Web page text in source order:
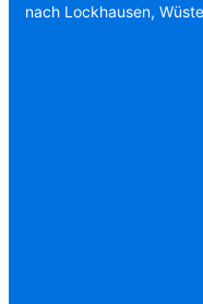
nach Lockhausen,